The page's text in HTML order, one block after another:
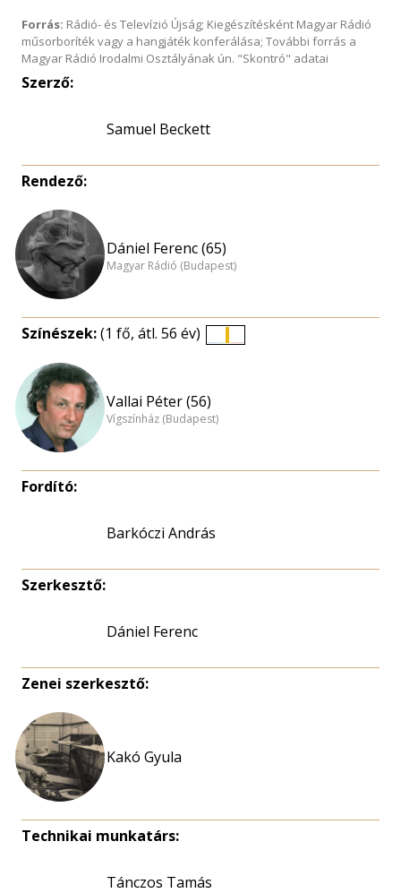
Forrás: Rádió- és Televízió Újság; Kiegészítésként Magyar Rádió
műsorboríték vagy a hangjáték konferálása; További forrás a
Magyar Rádió Irodalmi Osztályának ún. "Skontró" adatai
Szerző:
Samuel Beckett
Rendező:
Dániel Ferenc (65)
Magyar Rádió (Budapest)
Színészek:(1 fő, átl. 56 év)
Vallai Péter (56)
Vígszínház (Budapest)
Fordító:
Barkóczi András
Szerkesztő:
Dániel Ferenc
Zenei szerkesztő:
Kakó Gyula
Technikai munkatárs:
Tánczos Tamás